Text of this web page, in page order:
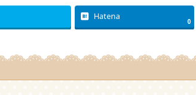
Hatena
0